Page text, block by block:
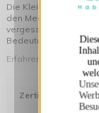
Die Kleidung von
den Menschen und
vergessen die
Bedeutung verleihen!
Erfahren Sie mehr
Zertifizierung